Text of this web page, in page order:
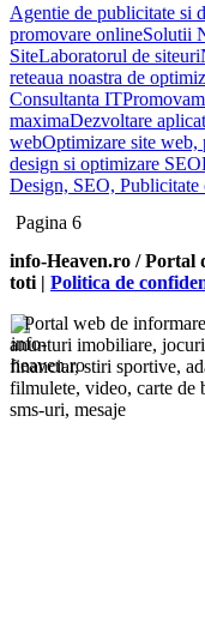
Agentie de publicitate si
promovare onlineSolutii
SiteLaboratorul de siteuri
reteaua noastra de
Consultanta IT
maximaDezvoltare
webOptimizare site web,
design si optimizare SEO
Design, SEO,
Pagina 6
info-Heaven.ro / Portal
toti | Politica de
Portal web de
anunturi imobiliare,
financiar, stiri sportive,
filmulete, video, carte de
sms-uri, mesaje